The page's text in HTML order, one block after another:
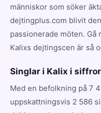
människor som söker
dejtingplus.com blivit
passionerade möten.
Kalixs dejtingscen är så
Singlar i Kalix i siffror
Med en befolkning på 7
uppskattningsvis 2 586